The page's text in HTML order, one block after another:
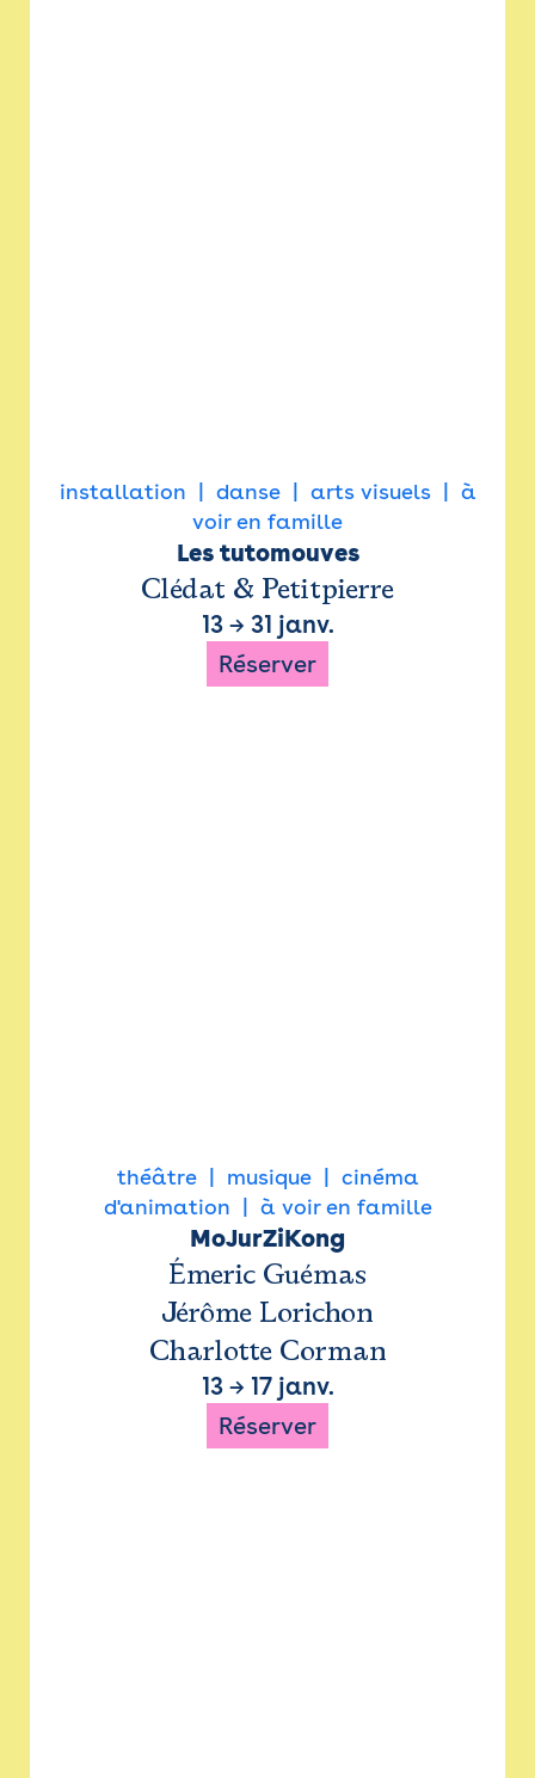
installation danse arts visuels
à
voir en famille
Les tutomouves
Clédat & Petitpierre
13→ 31 janv.
Réserver
théâtre musique
cinéma
d'animation
à voir en famille
MoJurZiKong
Émeric Guémas
Jérôme Lorichon
Charlotte Corman
13→ 17 janv.
Réserver